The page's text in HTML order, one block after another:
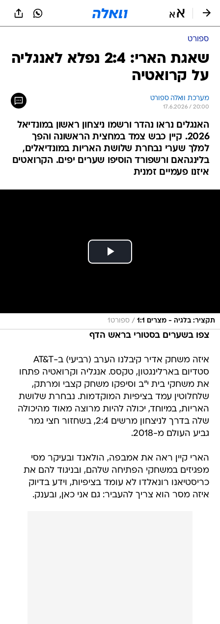
ספורט
שאגת הארי: 2:4 נפלא לאנגליה
על קרואטיה
מערכת וואלה ספורט
17.6.2026 / 20:00
האנגלים נראו נהדר ורשמו ניצחון ראשון במונדיאל
2026. קיין כבש צמד במחצית הראשונה והפך
למלך שערי נבחרת שלושת האריות במונדיאלים,
בלינגהאם ורשפורד הוסיפו שערים יפים. הקרואטים
איזנו פעמיים זמנית
תקציר: בלגיה - מצרים 1:1 / ספורט1
צפו בשערים בסטורי בראש הדף
איזה משחק אדיר קיבלנו הערב (רביעי) ב-AT&T
סטדיום בארלינגטון, טקסס. אנגליה וקרואטיה פתחו
את משחקי בית י"ב וסיפקו משחק קצבי ומרתק,
שלחלוטין עמד בציפיות המוקדמות. נבחרת שלושת
האריות, במיוחד, יכולה להיות מרוצה מאוד מהיכולה
שלה בדרך לניצחון מרשים 2:4, בשחזור חצי גמר
גביע העולם מ-2018.
הארי קיין ראה את אמבפה, הולאנד ובעיקר מסי
מפגיזים במשחקי הפתיחה שלהם, ובניגוד להם את
כריסטיאנו רונאלדו לא עומד בציפיות, וידע בדיוק
איזה מסר הוא צריך להעביר: גם אני כאן, ובענק.